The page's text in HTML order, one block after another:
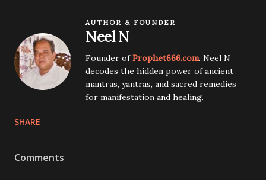
AUTHOR & FOUNDER
Neel N
Founder ofProphet666.com. Neel N
decodes the hidden power of ancient
mantras, yantras, and sacred remedies
for manifestation and healing.
SHARE
Comments